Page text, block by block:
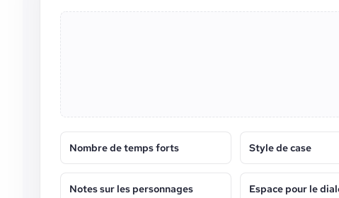
Nombre de temps forts Style de case
Notes sur les personnages Espace pour le